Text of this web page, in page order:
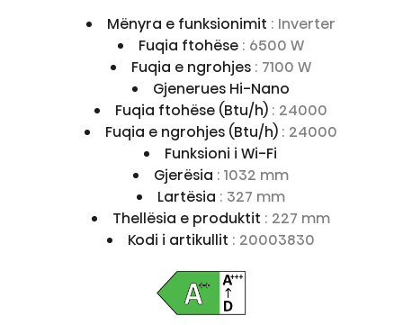
Mënyra e funksionimit : Inverter
Fuqia ftohëse : 6500 W
Fuqia e ngrohjes : 7100 W
Gjenerues Hi-Nano
Fuqia ftohëse (Btu/h) : 24000
Fuqia e ngrohjes (Btu/h) : 24000
Funksioni i Wi-Fi
Gjerësia : 1032 mm
Lartësia : 327 mm
Thellësia e produktit : 227 mm
Kodi i artikullit : 20003830